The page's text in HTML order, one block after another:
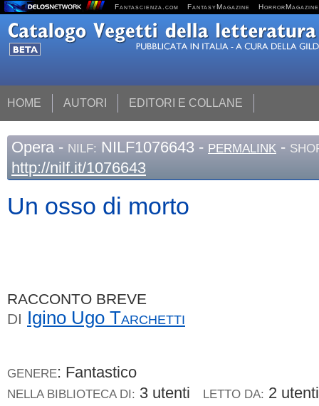
Fantascienza.com FantasyMagazine HorrorMagazine
HOME AUTORI EDITORI E COLLANE
Opera - NILF: NILF1076643 - PERMALINK -
http://nilf.it/1076643
Un osso di morto
RACCONTO BREVE
DI Igino Ugo Tarchetti
GENERE: Fantastico
NELLA BIBLIOTECA DI: 3 utenti LETTO DA: 2